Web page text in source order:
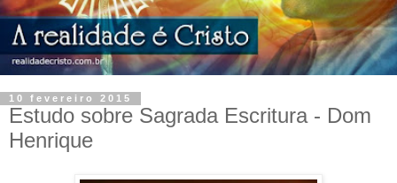
10 fevereiro 2015
Estudo sobre Sagrada Escritura - Dom
Henrique